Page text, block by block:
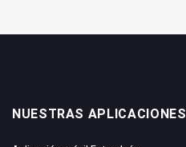
NUESTRAS APLICACIONES